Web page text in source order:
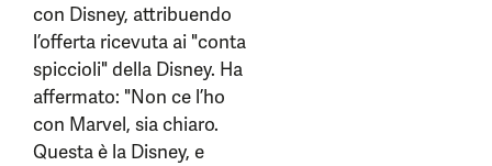
con Disney, attribuendo
l’offerta ricevuta ai "conta
spiccioli" della Disney. Ha
affermato: "Non ce l’ho
con Marvel, sia chiaro.
Questa è la Disney, e